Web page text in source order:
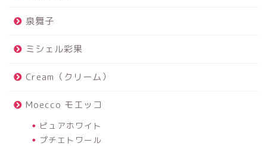
泉舞子
ミシェル彩果
Cream（クリーム）
Moecco モエッコ
ピュアホワイト
プチエトワール